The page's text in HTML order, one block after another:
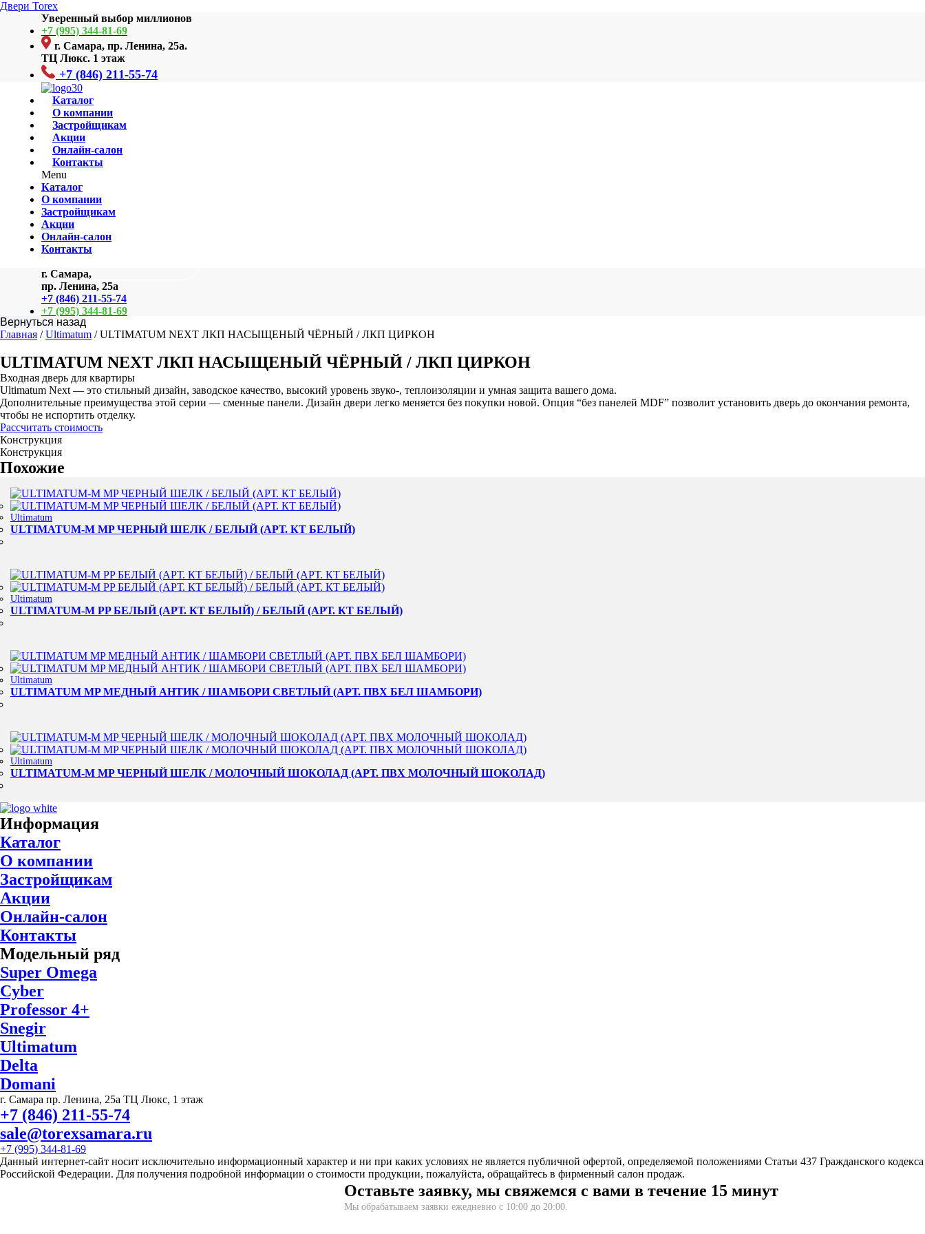
Перейти
содержимому
Двери Torex
Уверенный выбор миллионов
+7 (995) 344-81-69
г. Самара, пр. Ленина, 25а.
ТЦ Люкс. 1 этаж
+7 (846) 211-55-74
Каталог
О компании
Застройщикам
Акции
Онлайн-салон
Контакты
Menu
Каталог
О компании
Застройщикам
Акции
Онлайн-салон
Контакты
г. Самара,
пр. Ленина, 25а
+7 (846) 211-55-74
+7 (995) 344-81-69
Главная /Ultimatum / ULTIMATUM NEXT ЛКП НАСЫЩЕНЫЙ ЧЁРНЫЙ / ЛКП ЦИРКОН
ULTIMATUM NEXT ЛКП НАСЫЩЕНЫЙ ЧЁРНЫЙ / ЛКП ЦИРКОН
Входная дверь для квартиры
Ultimatum Next — это стильный дизайн, заводское качество, высокий уровень звуко-, теплоизоляции и умная защита вашего дома.
Дополнительные преимущества этой серии — сменные панели. Дизайн двери легко меняется без покупки новой. Опция “без панелей MDF” позволит установить дверь до окончания ремонта,
чтобы не испортить отделку.
Рассчитать стоимость
Конструкция
Конструкция
Похожие
Ultimatum
ULTIMATUM-M MP ЧЕРНЫЙ ШЕЛК / БЕЛЫЙ (АРТ. КТ БЕЛЫЙ)
Ultimatum
ULTIMATUM-M PP БЕЛЫЙ (АРТ. КТ БЕЛЫЙ) / БЕЛЫЙ (АРТ. КТ БЕЛЫЙ)
Ultimatum
ULTIMATUM MP МЕДНЫЙ АНТИК / ШАМБОРИ СВЕТЛЫЙ (АРТ. ПВХ БЕЛ ШАМБОРИ)
Ultimatum
ULTIMATUM-M MP ЧЕРНЫЙ ШЕЛК / МОЛОЧНЫЙ ШОКОЛАД (АРТ. ПВХ МОЛОЧНЫЙ ШОКОЛАД)
Информация
Каталог
О компании
Застройщикам
Акции
Онлайн-салон
Контакты
Модельный ряд
Super Omega
Cyber
Professor 4+
Snegir
Ultimatum
Delta
Domani
г. Самара пр. Ленина, 25а ТЦ Люкс, 1 этаж
+7 (846) 211-55-74
sale@torexsamara.ru
+7 (995) 344-81-69
Данный интернет-сайт носит исключительно информационный характер и ни при каких условиях не является публичной офертой, определяемой положениями Статьи 437 Гражданского кодекса
Российской Федерации. Для получения подробной информации о стоимости продукции, пожалуйста, обращайтесь в фирменный салон продаж.
Оставьте заявку, мы свяжемся с вами в течение 15 минут
Мы обрабатываем заявки ежедневно с 10:00 до 20:00.